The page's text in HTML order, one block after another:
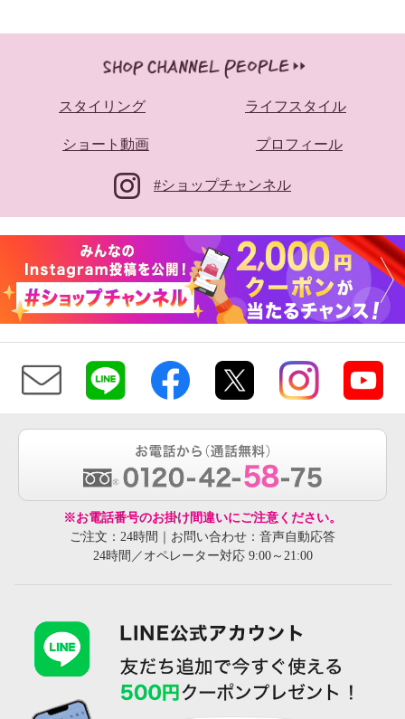
スタイリング ライフスタイル
ショート動画 プロフィール
#ショップチャンネル
※お電話番号のお掛け間違いにご注意ください。
ご注文：24時間｜お問い合わせ：音声自動応答
24時間／オペレーター対応 9:00～21:00